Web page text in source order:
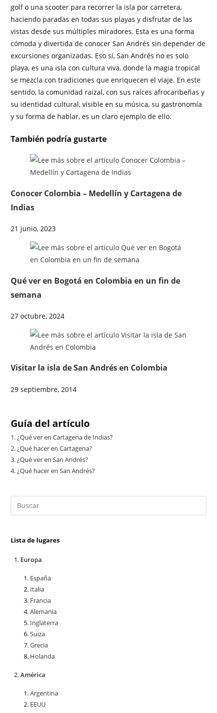
golf o una scooter para recorrer la isla por carretera,
haciendo paradas en todas sus playas y disfrutar de las
vistas desde sus múltiples miradores. Esta es una forma
cómoda y divertida de conocer San Andrés sin depender de
excursiones organizadas. Eso sí, San Andrés no es solo
playa, es una isla con cultura viva, donde la magia tropical
se mezcla con tradiciones que enriquecen el viaje. En este
sentido, la comunidad raizal, con sus raíces afrocaribeñas y
su identidad cultural, visible en su música, su gastronomía
y su forma de hablar, es un claro ejemplo de ello.
También podría gustarte
Conocer Colombia – Medellín y Cartagena de
Indias
21 junio, 2023
Qué ver en Bogotá en Colombia en un fin de
semana
27 octubre, 2024
Visitar la isla de San Andrés en Colombia
29 septiembre, 2014
Guía del artículo
1.¿Qué ver en Cartagena de Indias?
2.¿Qué hacer en Cartagena?
3.¿Qué ver en San Andrés?
4.¿Qué hacer en San Andrés?
Lista de lugares
Europa
España
Italia
Francia
Alemania
Inglaterra
Suiza
Grecia
Holanda
América
Argentina
EEUU